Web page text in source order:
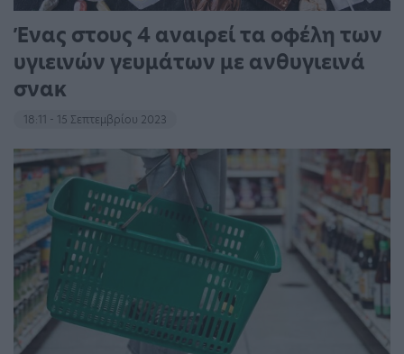
Ένας στους 4 αναιρεί τα οφέλη των
υγιεινών γευμάτων με ανθυγιεινά
σνακ
18:11 - 15 Σεπτεμβρίου 2023